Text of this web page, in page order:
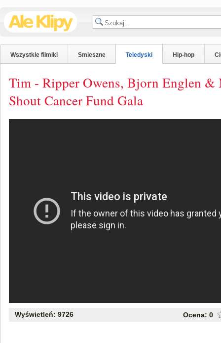
Wszystkie filmiki Smieszne Teledyski Hip-hop
Tim - Ripper Owens, Bjorn Englen
Shout Cancer Fund Gala
Wyświetleń: 9726 Ocena: 0